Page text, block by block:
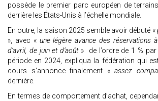
possède le premier parc européen de
derrière les États-Unis à l’échelle mondiale.
En outre, la saison 2025 semble avoir débuté «
», avec «une légère avance des réservations
d’avril, de juin et d’août » de l’ordre de 1 %
période en 2024, expliqua la fédération qui
cours s’annonce finalement «assez
dernière.
En termes de comportement d’achat,